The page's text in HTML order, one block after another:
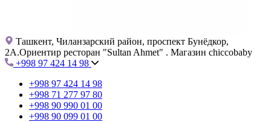
Ташкент, Чиланзарский район, проспект Бунёдкор,
2А.Ориентир ресторан "Sultan Ahmet" . Магазин chiccobaby
+998 97 424 14 98
+998 97 424 14 98
+998 71 277 97 80
+998 90 990 01 00
+998 90 099 01 00